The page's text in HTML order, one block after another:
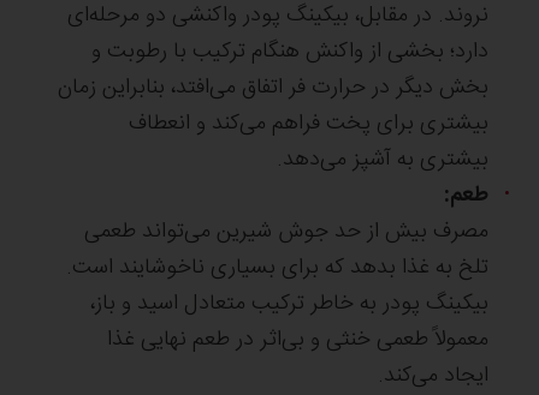
نروند. در مقابل، بیکینگ پودر واکنشی دو مرحله‌ای
دارد؛ بخشی از واکنش هنگام ترکیب با رطوبت و
بخش دیگر در حرارت فر اتفاق می‌افتد، بنابراین زمان
بیشتری برای پخت فراهم می‌کند و انعطاف
بیشتری به آشپز می‌دهد.
طعم:
مصرف بیش از حد جوش شیرین می‌تواند طعمی
تلخ به غذا بدهد که برای بسیاری ناخوشایند است.
بیکینگ پودر به خاطر ترکیب متعادل اسید و باز،
معمولاً طعمی خنثی و بی‌اثر در طعم نهایی غذا
ایجاد می‌کند.